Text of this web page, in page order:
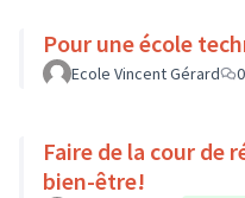
Pour une école
Ecole Vincent Gérard 0
Faire de la cour de
bien-être!